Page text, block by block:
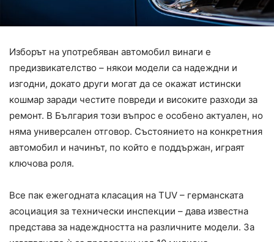
Изборът на употребяван автомобил винаги е
предизвикателство – някои модели са надеждни и
изгодни, докато други могат да се окажат истински
кошмар заради честите повреди и високите разходи за
ремонт. В България този въпрос е особено актуален, но
няма универсален отговор. Състоянието на конкретния
автомобил и начинът, по който е поддържан, играят
ключова роля.
Все пак ежегодната класация на TUV – германската
асоциация за технически инспекции – дава известна
представа за надеждността на различните модели. За